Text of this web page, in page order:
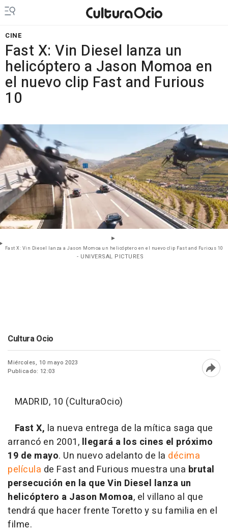
CINE
Fast X: Vin Diesel lanza un
helicóptero a Jason Momoa en
el nuevo clip Fast and Furious
10
Fast X: Vin Diesel lanza a Jason Momoa un helicóptero en el nuevo clip Fast and Furious 10
- UNIVERSAL PICTURES
Cultura Ocio
Miércoles, 10 mayo 2023
Publicado: 12:03
MADRID, 10 (CulturaOcio)
Fast X, la nueva entrega de la mítica saga que
arrancó en 2001, llegará a los cines el próximo
19 de mayo. Un nuevo adelanto de la décima
película de Fast and Furious muestra una brutal
persecución en la que Vin Diesel lanza un
helicóptero a Jason Momoa, el villano al que
tendrá que hacer frente Toretto y su familia en el
filme.